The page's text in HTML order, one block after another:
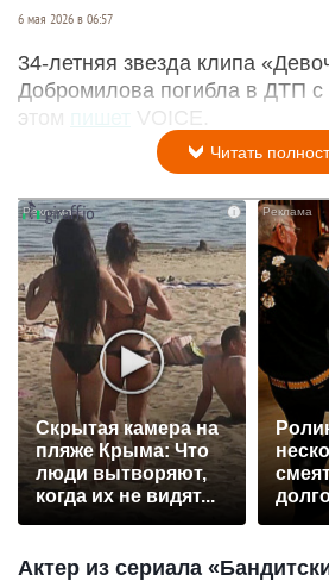
6 мая 2026 в 06:57
34-летняя звезда клипа
Добромилова погибла в ДТП
этом
VOICE.
Читать
i
Скрытая камера на
пляже Крыма: Что
люди вытворяют,
когда их не видят...
Актер из сериала